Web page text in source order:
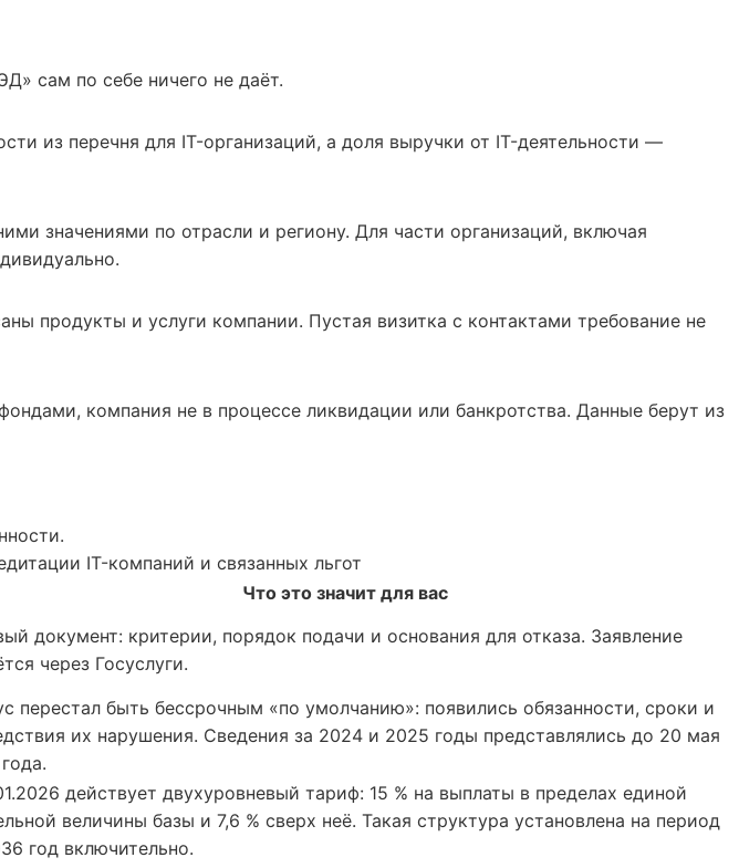
сам по себе ничего не даёт.
из перечня для IT-организаций, а доля выручки от IT-деятельности —
значениями по отрасли и региону. Для части организаций, включая
продукты и услуги компании. Пустая визитка с контактами требование не
компания не в процессе ликвидации или банкротства. Данные берут из
IT-компаний и связанных льгот
Что это значит для вас
документ: критерии, порядок подачи и основания для отказа. Заявление
через Госуслуги.
перестал быть бессрочным «по умолчанию»: появились обязанности, сроки и
их нарушения. Сведения за 2024 и 2025 годы представлялись до 20 мая
действует двухуровневый тариф: 15 % на выплаты в пределах единой
величины базы и 7,6 % сверх неё. Такая структура установлена на период
год включительно.